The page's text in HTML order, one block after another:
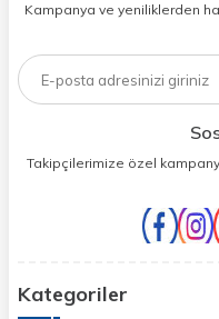
Kampanya ve yeniliklerden
Takipçilerimize özel
Kategoriler